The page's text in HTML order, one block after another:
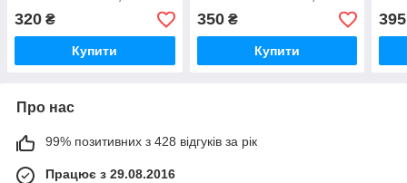
X215
320 ₴
Купити
X626
350₴
Купити
SM-
SM-
395
Про нас
99% позитивних з 428 відгуків за рік
Працює з 29.08.2016